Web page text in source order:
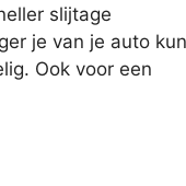
slijtage
je van je auto
Ook voor een